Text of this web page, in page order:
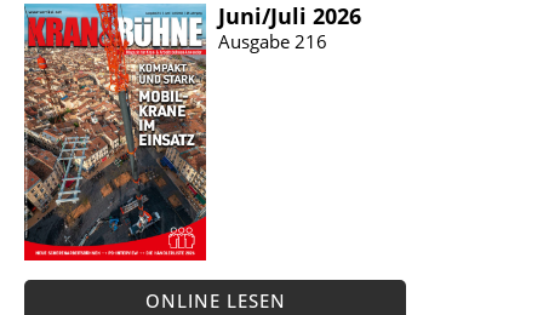
Juni/​Juli 2026
Ausgabe 216
ONLINE LESEN